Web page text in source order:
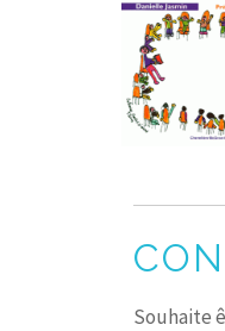
Souhaite